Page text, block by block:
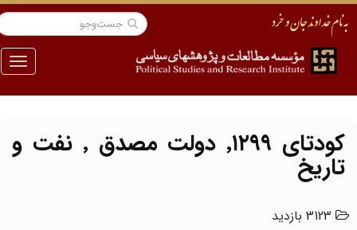
منو
کودتای ٬١٢٩٩ دولت مصدق ٬ نفت و
تاریخ
3123 بازدید